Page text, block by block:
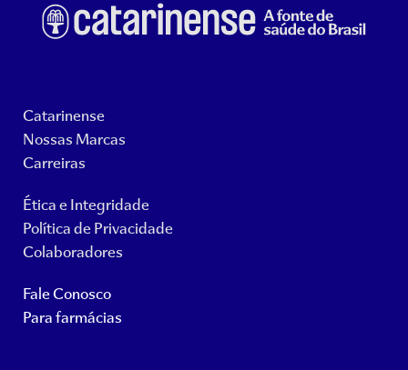
Catarinense
Nossas Marcas
Carreiras
Ética e Integridade
Política de Privacidade
Colaboradores
Fale Conosco
Para farmácias